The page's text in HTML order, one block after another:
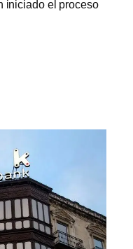
iniciado el proceso